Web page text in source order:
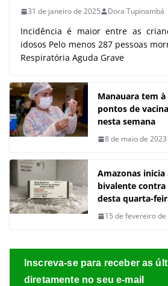
31 de janeiro de 2025 Dora Tupinambá
Incidência é maior entre as
idosos Pelo menos 287 pessoas
Respiratória Aguda Grave
Manauara tem
pontos de
nesta semana
8 de maio de 2023
Amazonas inicia
bivalente
desta quarta-
15 de fevereiro de
Inscreva-se para receber as
diretamente no seu e-mail